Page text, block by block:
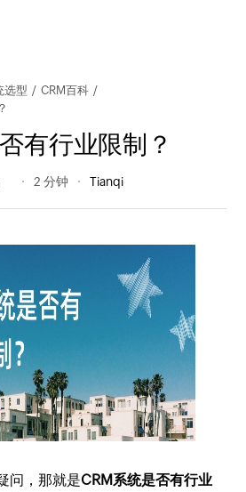
选型 / CRM百科 /
有行业限制？
2 分钟 Tianqi
问，那就是CRM系统是否有行业